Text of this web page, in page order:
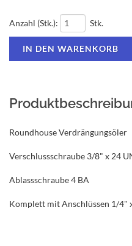
Anzahl (Stk.): Stk.
Roundhouse Verdrängungsöler
Verschlussschraube 3/8" x 24
Ablassschraube 4 BA
Komplett mit Anschlüssen 1/4"